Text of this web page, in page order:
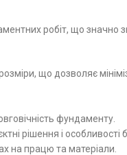
робіт, що значно
що дозволяє
фундаменту.
рішення і
на працю та матеріали.